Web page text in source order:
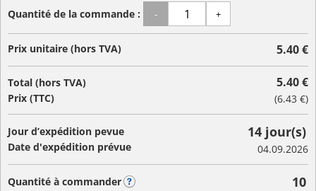
Quantité de la commande : - +
Prix unitaire (hors TVA) 5.40 €
Total (hors TVA)
Prix (TTC)
5.40 €
(6.43 €)
Jour d’expédition pevue
Date d'expédition prévue
14 jour(s)
04.09.2026
Quantité à commander 10